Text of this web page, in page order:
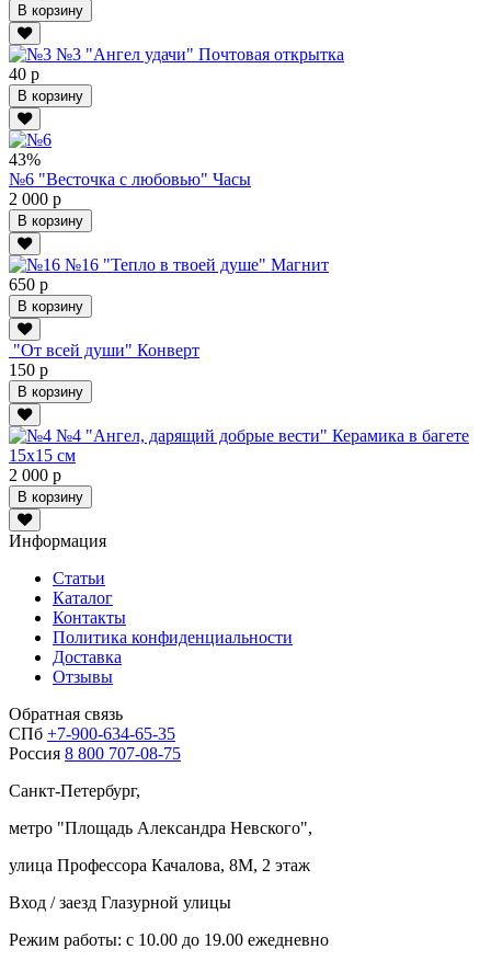
В корзину
№3 "Ангел удачи" Почтовая открытка
40 р
В корзину
43%
№6 "Весточка с любовью" Часы
2 000 р
В корзину
№16 "Тепло в твоей душе" Магнит
650 р
В корзину
"От всей души" Конверт
150 р
В корзину
№4 "Ангел, дарящий добрые вести" Керамика в багете
15х15 см
2 000 р
В корзину
Информация
Статьи
Каталог
Контакты
Политика конфиденциальности
Доставка
Отзывы
Обратная связь
СПб +7-900-634-65-35
Россия 8 800 707-08-75
Санкт-Петербург,
метро "Площадь Александра Невского",
улица Профессора Качалова, 8М, 2 этаж
Вход / заезд Глазурной улицы
Режим работы: с 10.00 до 19.00 ежедневно